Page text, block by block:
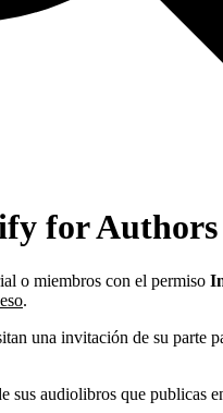
for Authors
o miembros con el permiso
.
una invitación de su parte
sus audiolibros que publicas